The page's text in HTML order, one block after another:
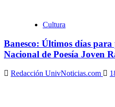
Cultura
Banesco: Últimos días
Nacional de Poesía Joven
Redacción UnivNoticias.com